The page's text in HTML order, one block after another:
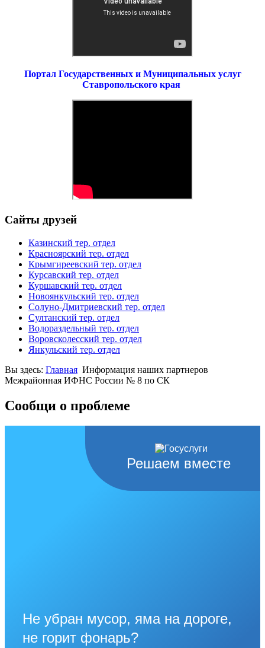
Портал Государственных и Муниципальных услуг
Ставропольского края
Сайты друзей
Казинский тер. отдел
Красноярский тер. отдел
Крымгиреевский тер. отдел
Курсавский тер. отдел
Куршавский тер. отдел
Новоянкульский тер. отдел
Солуно-Дмитриевский тер. отдел
Султанский тер. отдел
Водораздельный тер. отдел
Воровсколесский тер. отдел
Янкульский тер. отдел
Вы здесь: Главная Информация наших партнеров
Межрайонная ИФНС России № 8 по СК
Сообщи о проблеме
Решаем вместе
Не убран мусор, яма на дороге,
не горит фонарь?